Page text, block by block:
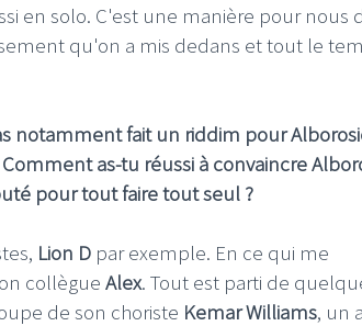
en solo. C'est une manière pour nous
qu'on a mis dedans et tout le
notamment fait un riddim pour
Comment as-tu réussi à convaincre
pour tout faire tout seul ?
Lion D par exemple. En ce qui me
collègue Alex. Tout est parti de
de son choriste KemarWilliams, un